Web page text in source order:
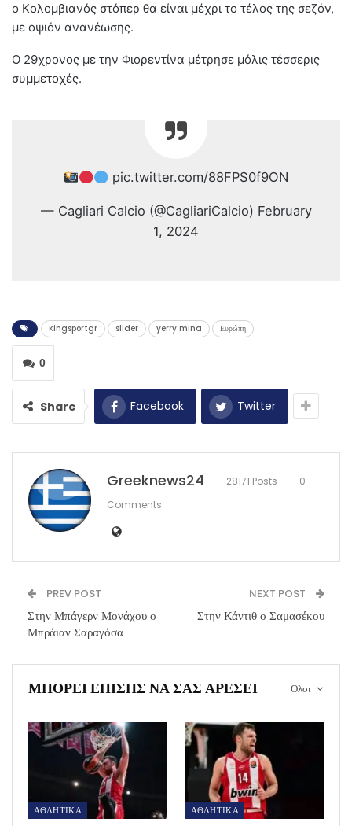
ο Kολομβιανός στόπερ θα είναι μέχρι το τέλος της σεζόν,
με οψιόν ανανέωσης.
Ο 29χρονος με την Φιορεντίνα μέτρησε μόλις τέσσερις
συμμετοχές.
pic.twitter.com/88FPS0f9ON
— Cagliari Calcio (@CagliariCalcio) February
1, 2024
Kingsportgr slider yerry mina Ευρώπη
0
Share Facebook Twitter
Greeknews24 28171 Posts
0
Comments
PREV POST
Στην Μπάγερν Μονάχου ο
Μπράιαν Σαραγόσα
NEXT POST
Στην Κάντιθ ο Σαμασέκου
Ολοι
ΜΠΟΡΕΊ ΕΠΊΣΗΣ ΝΑ ΣΑΣ ΑΡΈΣΕΙ
ΑΘΛΗΤΙΚΑ ΑΘΛΗΤΙΚΑ